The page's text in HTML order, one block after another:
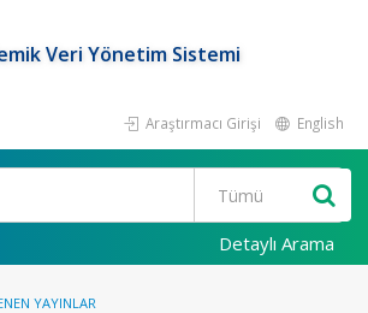
Veri Yönetim Sistemi
Araştırmacı Girişi English
Detaylı Arama
YAYINLAR